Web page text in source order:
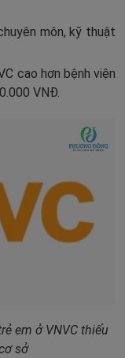
môn, kỹ thuật
cao hơn bệnh viện
VNĐ.
em ở VNVC thiếu
sở